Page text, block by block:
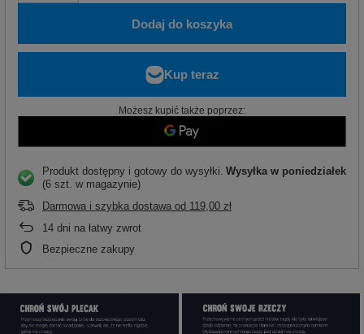
Dodaj do koszyka
Możesz kupić także poprzez:
Produkt dostępny i gotowy do wysyłki Wysyłka w poniedziałek
(6 szt. w magazynie)
Darmowa i szybka dostawa od 119,00 zł
14 dni na łatwy zwrot
Bezpieczne zakupy